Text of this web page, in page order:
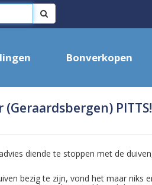
Bonverkopen
diende te stoppen met de
bezig te zijn, vond het maar